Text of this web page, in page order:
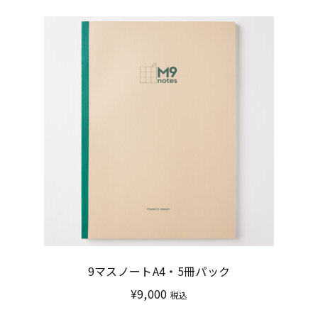
9マスノートA4・5冊パック
¥9,000 税込